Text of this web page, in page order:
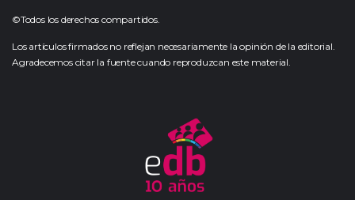
©Todos los derechos compartidos.
Los artículos firmados no reflejan necesariamente la opinión de la editorial.
Agradecemos citar la fuente cuando reproduzcan este material.